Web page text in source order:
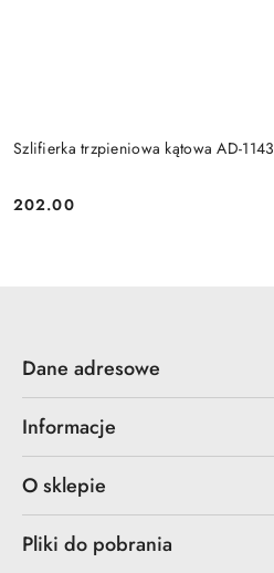
Szlifierka trzpieniowa kątowa AD-1143
Cena:
202.00
Dane adresowe
Informacje
O sklepie
Pliki do pobrania